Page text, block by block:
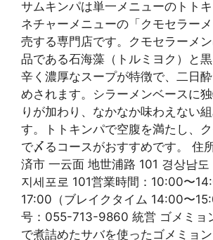
サムキンパは単一メニューのトト
ネチャーメニューの「クモセラー
売する専門店です。クモセラーメ
品である石海藻（トルミヨク）と
辛く濃厚なスープが特徴で、二日
めされます。シラーメンベースに
りが加わり、なかなか味わえない
す。トトキンパで空腹を満たし、
で〆るコースがおすすめです。 住
済市 一云面 地世浦路 101 경상남도
지세포로 101営業時間：10:00〜
17:00（ブレイクタイム 14:00〜
号：055-713-9860 統営 ゴメミョ
で煮詰めたサバを使ったゴメミョ